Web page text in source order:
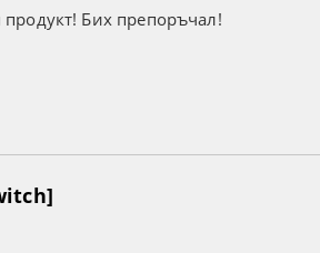
Бих препоръчал!